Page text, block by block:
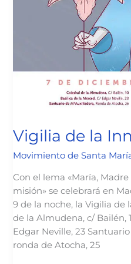
Vigilia de la
Movimiento de Santa
Con el lema «María,
misión» se celebrará en
9 de la noche, la Vigilia de
de la Almudena, c/ Bailén,
Edgar Neville, 23
ronda de Atocha, 25